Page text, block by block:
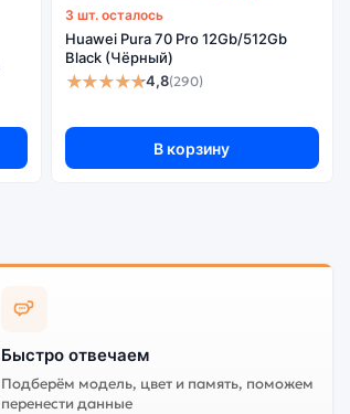
3 шт. осталось
Huawei Pura 70 Pro 12Gb/512Gb
Black (Чёрный)
★★★★★4,8(290)
В корзину
Быстро отвечаем
Подберём модель, цвет и память, поможем
перенести данные